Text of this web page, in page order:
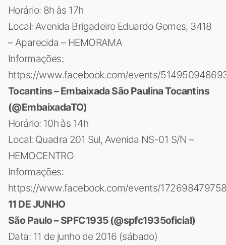
Horário: 8h às 17h
Local: Avenida Brigadeiro Eduardo Gomes, 3418
– Aparecida – HEMORAMA
Informações:
https://www.facebook.com/events/
Tocantins – Embaixada São Paulina Tocantins
(@EmbaixadaTO)
Horário: 10h às 14h
Local: Quadra 201 Sul, Avenida NS-01 S/N –
HEMOCENTRO
Informações:
https://www.facebook.com/events/
11 DE JUNHO
São Paulo – SPFC1935 (@spfc1935oficial)
Data: 11 de junho de 2016 (sábado)